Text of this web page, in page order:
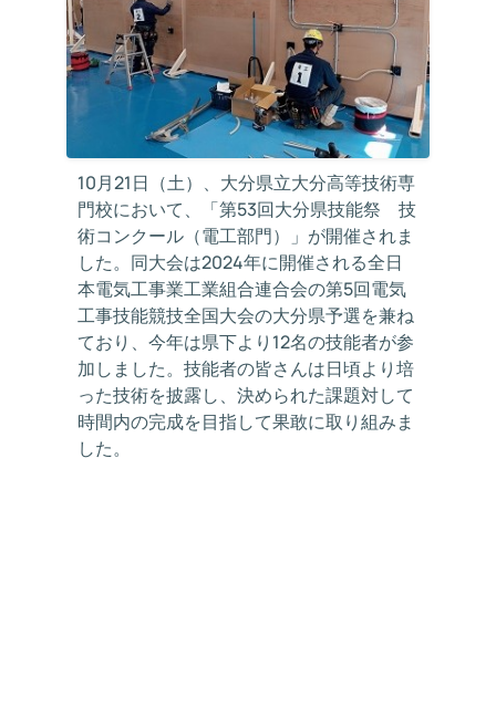
10月21日（土）、大分県立大分高等技術専
門校において、「第53回大分県技能祭 技
術コンクール（電工部門）」が開催されま
した。同大会は2024年に開催される全日
本電気工事業工業組合連合会の第5回電気
工事技能競技全国大会の大分県予選を兼ね
ており、今年は県下より12名の技能者が参
加しました。技能者の皆さんは日頃より培
った技術を披露し、決められた課題対して
時間内の完成を目指して果敢に取り組みま
した。